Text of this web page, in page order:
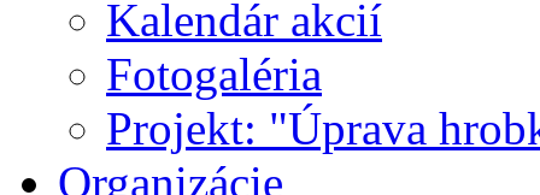
Kalendár akcií
Fotogaléria
Projekt: "Úprava
Organizácie